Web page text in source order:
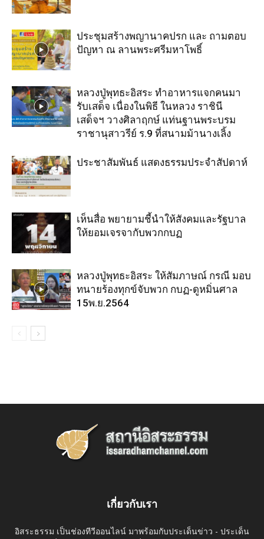
ประชุมสร้างพญานาคปรก และ ถามตอบ
ปัญหา ณ ลานพระศรีมหาโพธิ์
หลวงปู่พุทธะอิสระ ทำอาหารแจกคนมา
รับเสด็จ เนื่องในพิธี ในหลวง ราชินี
เสด็จฯ วางศิลาฤกษ์ แท่นฐานพระบรม
ราชานุสาวรีย์ ร.9 ที่สนามม้านางเลิ้ง
ประชาสัมพันธ์ แสดงธรรมประจำสัปดาห์
เห็นสื่อ พยายามชี้นำให้สังคมและรัฐบาล
ให้ยอมเจรจากับพวกกบฏ
หลวงปู่พุทธะอิสระ ให้สัมภาษณ์ กรณี มอบ
ทนายร้องทุกข์จับพวก กบฏ-ดูหมิ่นศาล
15พ.ย.2564
เกี่ยวกับเรา
อิสระธรรม เป็นช่องทีวีออนไลน์ มาพร้อมกับประเด็นข่าว - ประเด็น